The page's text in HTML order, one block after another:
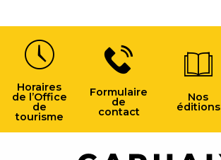
Horaires
de l’Office
de
tourisme
Formulaire
de
contact
Nos
éditions